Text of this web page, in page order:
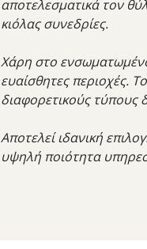
αποτελεσματικά τον
κιόλας συνεδρίες.
Χάρη στο
ευαίσθητες περιοχές.
διαφορετικούς τύπους
Αποτελεί ιδανική
υψηλή ποιότητα